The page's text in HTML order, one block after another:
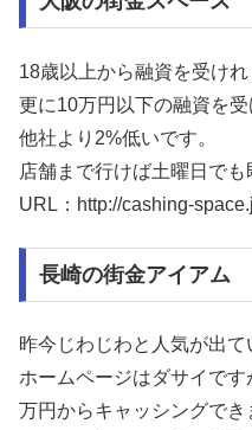
18歳以上から融資を受けれ
更に10万円以下の融資を
他社より2%低いです。
店舗まで行けば土曜日でも
URL：http://cashing-
長崎の街金アイアム
昨今じわじわと人気が出て
ホームページはダサイで
万円からキャッシングでき